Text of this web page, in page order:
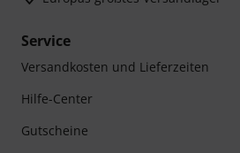
Service
Versandkosten und Lieferzeiten
Hilfe-Center
Gutscheine